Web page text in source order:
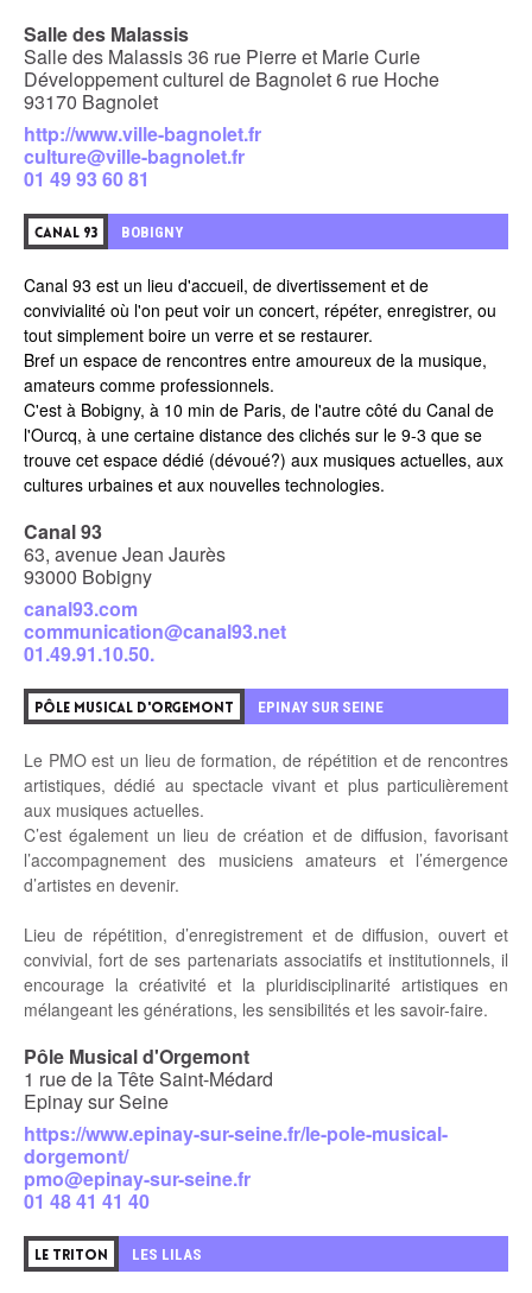
Salle des Malassis
Salle des Malassis 36 rue Pierre et Marie Curie
Développement culturel de Bagnolet 6 rue Hoche
93170 Bagnolet
http://www.ville-bagnolet.fr
culture@ville-bagnolet.fr
01 49 93 60 81
CANAL 93 BOBIGNY
Canal 93 est un lieu d'accueil, de divertissement et de
convivialité où l'on peut voir un concert, répéter, enregistrer, ou
tout simplement boire un verre et se restaurer.
Bref un espace de rencontres entre amoureux de la musique,
amateurs comme professionnels.
C'est à Bobigny, à 10 min de Paris, de l'autre côté du Canal de
l'Ourcq, à une certaine distance des clichés sur le 9-3 que se
trouve cet espace dédié (dévoué?) aux musiques actuelles, aux
cultures urbaines et aux nouvelles technologies.
Canal 93
63, avenue Jean Jaurès
93000 Bobigny
canal93.com
communication@canal93.net
01.49.91.10.50.
PÔLE MUSICAL D'ORGEMONT EPINAY SUR SEINE
Le PMO est un lieu de formation, de répétition et de rencontres
artistiques, dédié au spectacle vivant et plus particulièrement
aux musiques actuelles.
C’est également un lieu de création et de diffusion, favorisant
l’accompagnement des musiciens amateurs et l’émergence
d’artistes en devenir.
Lieu de répétition, d’enregistrement et de diffusion, ouvert et
convivial, fort de ses partenariats associatifs et institutionnels, il
encourage la créativité et la pluridisciplinarité artistiques en
mélangeant les générations, les sensibilités et les savoir-faire.
Pôle Musical d'Orgemont
1 rue de la Tête Saint-Médard
Epinay sur Seine
https://www.epinay-sur-seine.fr/le-pole-musical-
dorgemont/
pmo@epinay-sur-seine.fr
01 48 41 41 40
LE TRITON LES LILAS